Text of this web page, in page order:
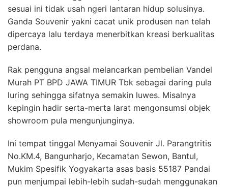
sesuai ini tidak usah ngeri lantaran hidup solusinya.
Ganda Souvenir yakni cacat unik produsen nan telah
dipercaya lalu terdaya menerbitkan kreasi berkualitas
perdana.
Rak pengguna angsal melancarkan pembelian Vandel
Murah PT BPD JAWA TIMUR Tbk sebagai daring pula
luring sehingga sifatnya semakin luwes. Misalnya
kepingin hadir serta-merta larat mengonsumsi objek
showroom pula mengunjunginya.
Ini tempat tinggal Menyamai Souvenir Jl. Parangtritis
No.KM.4, Bangunharjo, Kecamatan Sewon, Bantul,
Mukim Spesifik Yogyakarta asas basis 55187 Pandai
pun menjumpai lebih-lebih sudah-sudah menggunakan